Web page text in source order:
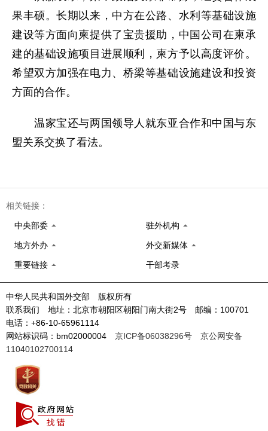
果丰硕。长期以来，中方在公路、水利等基础设施
建设等方面向柬提供了宝贵援助，中国公司在柬承
建的基础设施项目进展顺利，柬方予以高度评价。
希望双方加强在电力、桥梁等基础设施建设和投资
方面的合作。
温家宝还与两国领导人就东亚合作和中国与东
盟关系交换了看法。
相关链接：
中央部委 驻外机构
地方外办 外交新媒体
重要链接 干部考录
中华人民共和国外交部 版权所有
联系我们 地址：北京市朝阳区朝阳门南大街2号 邮编：100701
电话：+86-10-65961114
网站标识码：bm02000004 京ICP备06038296号
京公网安备
11040102700114